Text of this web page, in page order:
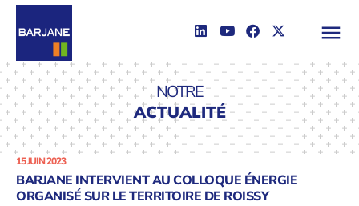
NOTRE
ACTUALITÉ
15 JUIN 2023
BARJANE INTERVIENT AU COLLOQUE ÉNERGIE
ORGANISÉ SUR LE TERRITOIRE DE ROISSY